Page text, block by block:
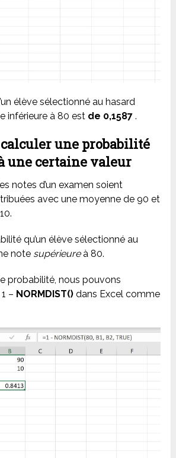
élève sélectionné au hasard
inférieure à 80 est de 0,1587 .
une probabilité
une certaine valeur
notes d’un examen soient
avec une moyenne de 90 et
qu’un élève sélectionné au
note supérieureà 80.
probabilité, nous pouvons
– NORMDIST() dans Excel comme